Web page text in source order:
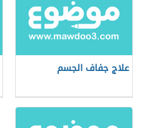
علاج جفاف الجسم